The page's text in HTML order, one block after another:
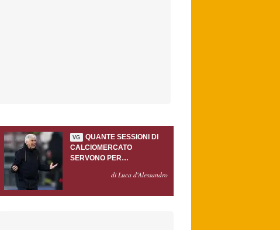
VG
QUANTE SESSIONI DI
CALCIOMERCATO
SERVONO PER
GASPERINI?di Luca d'Alessandro